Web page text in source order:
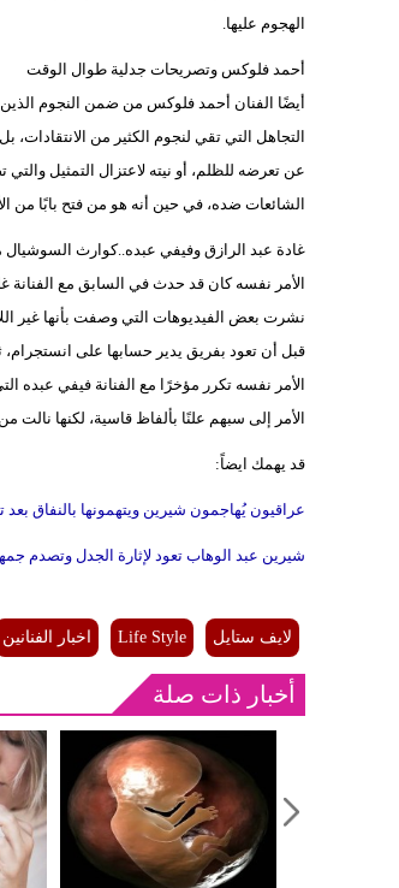
الهجوم عليها.
أحمد فلوكس وتصريحات جدلية طوال الوقت
أيضًا الفنان أحمد فلوكس من ضمن النجوم
التجاهل التي تقي لنجوم الكثير من
عن تعرضه للظلم، أو نيته لاعتزال التمثيل
الشائعات ضده، في حين أنه هو من فتح بابًا من
غادة عبد الرازق وفيفي عبده..كوارث السوشيال
الأمر نفسه كان قد حدث في السابق مع الفنانة
نشرت بعض الفيديوهات التي وصفت بأنها غير
قبل أن تعود بفريق يدير حسابها على
الأمر نفسه تكرر مؤخرًا مع الفنانة فيفي
الأمر إلى سبهم علنًا بألفاظ قاسية، لكنها نالت
قد يهمك ايضاً:
عراقيون يُهاجمون شيرين ويتهمونها بالنفاق بعد
شيرين عبد الوهاب تعود لإثارة الجدل وتصدم
لايف ستايل Life Style اخبار الفنانين
أخبار ذات صلة